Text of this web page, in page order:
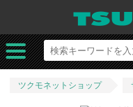
ツクモネットショップ